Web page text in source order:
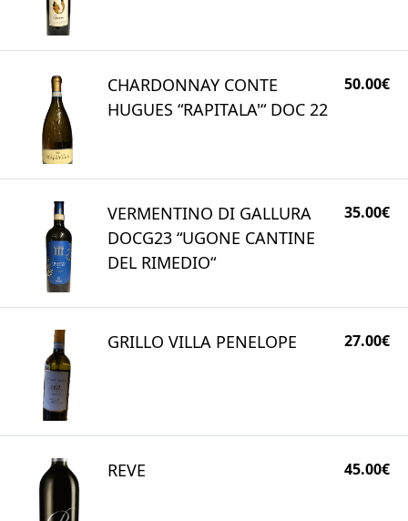
CHARDONNAY CONTE
HUGUES “RAPITALA'“ DOC 22
50.00€
VERMENTINO DI GALLURA
DOCG23 “UGONE CANTINE
DEL RIMEDIO“
35.00€
GRILLO VILLA PENELOPE 27.00€
REVE 45.00€